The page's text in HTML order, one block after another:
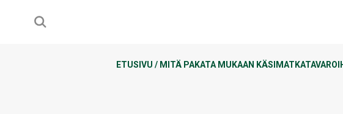
ETUSIVU / MITÄ PAKATA MUKAAN